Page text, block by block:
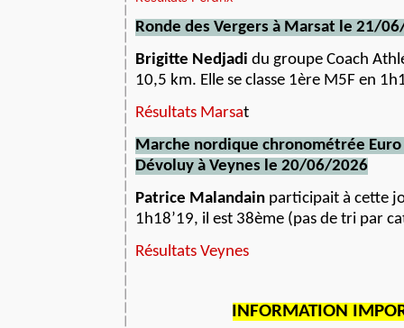
Ronde des Vergers à Marsat le 21/
Brigitte Nedjadi du groupe Coach
10,5 km. Elle se classe 1ère M5F en
Résultats Marsat
Marche nordique chronométrée
Dévoluy à Veynes le 20/06/2026
Patrice Malandain participait à cette
1h18’19, il est 38ème (pas de tri par
Résultats Veynes
INFORMATION